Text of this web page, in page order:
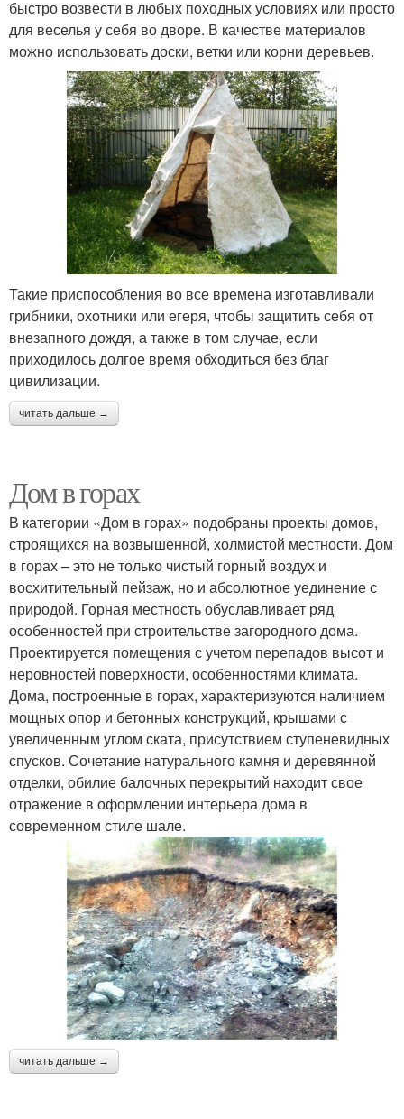
быстро возвести в любых походных условиях или просто
для веселья у себя во дворе. В качестве материалов
можно использовать доски, ветки или корни деревьев.
Такие приспособления во все времена изготавливали
грибники, охотники или егеря, чтобы защитить себя от
внезапного дождя, а также в том случае, если
приходилось долгое время обходиться без благ
цивилизации.
читать дальше →
Дом в горах
В категории «Дом в горах» подобраны проекты домов,
строящихся на возвышенной, холмистой местности. Дом
в горах – это не только чистый горный воздух и
восхитительный пейзаж, но и абсолютное уединение с
природой. Горная местность обуславливает ряд
особенностей при строительстве загородного дома.
Проектируется помещения с учетом перепадов высот и
неровностей поверхности, особенностями климата.
Дома, построенные в горах, характеризуются наличием
мощных опор и бетонных конструкций, крышами с
увеличенным углом ската, присутствием ступеневидных
спусков. Сочетание натурального камня и деревянной
отделки, обилие балочных перекрытий находит свое
отражение в оформлении интерьера дома в
современном стиле шале.
читать дальше →